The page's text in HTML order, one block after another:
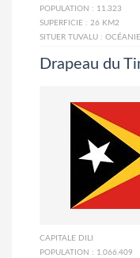
POPULATION : 11.323
SUPERFICIE : 26 KM2
SITUER TUVALU : OCÉANIE
Drapeau du
CAPITALE DILI
POPULATION : 1.066.409